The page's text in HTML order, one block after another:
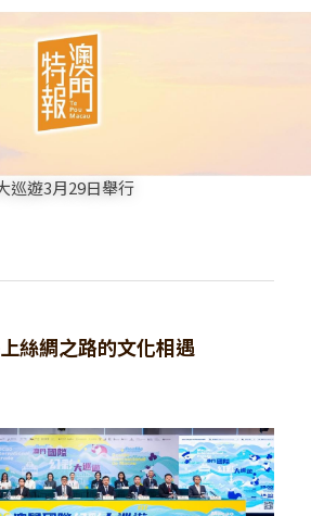
巡遊3月29日舉行
絲綢之路的文化相遇